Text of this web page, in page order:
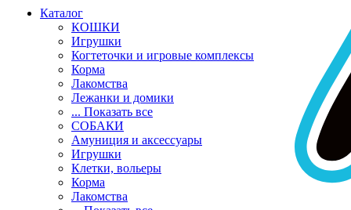
Каталог
КОШКИ
Игрушки
Когтеточки и игровые комплексы
Корма
Лакомства
Лежанки и домики
... Показать все
СОБАКИ
Амуниция и аксессуары
Игрушки
Клетки, вольеры
Корма
Лакомства